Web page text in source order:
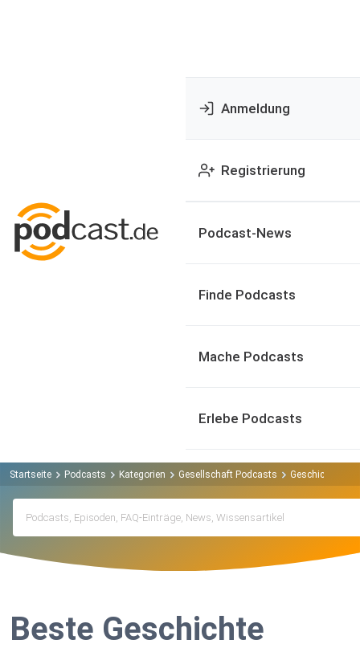
Anmeldung
Registrierung
Podcast-News
Finde Podcasts
Mache Podcasts
Erlebe Podcasts
Startseite Podcasts Kategorien Gesellschaft Podcasts Geschichte
Beste Geschichte